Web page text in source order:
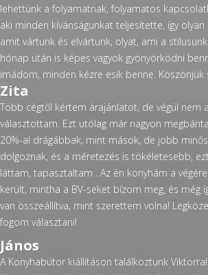
lehettünk a folyamatnak, folyamatos
aki minden kívánságunkat teljesítette, így
amit vártunk és elvártunk, olyat, ami a
hónap után is képes vagyok gyönyörködni
imádom, minden kézre esik benne. Köszönjük
Zita
Több cégtől kértem árajánlatot, de végül nem
választottam. Ezt utólag már nagyon
20%-al drágábbak, mint mások, de jobb
dolgoznak, és a méretezés is tökéletesebb,
láttam, tapasztaltam . Az én konyhám a
került, mintha a BV-seket bízom meg, és még
van összeállítva, mint szerettem volna!
fogom választani!
János
A Konyhabútor kiállításon találkoztunk